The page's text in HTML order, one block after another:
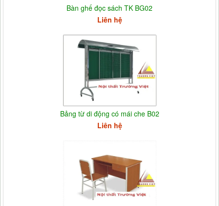
Bàn ghế đọc sách TK BG02
Liên hệ
Bảng từ di động có mái che B02
Liên hệ